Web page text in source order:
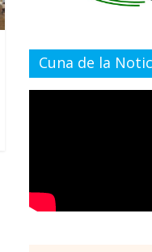
Cuna de la